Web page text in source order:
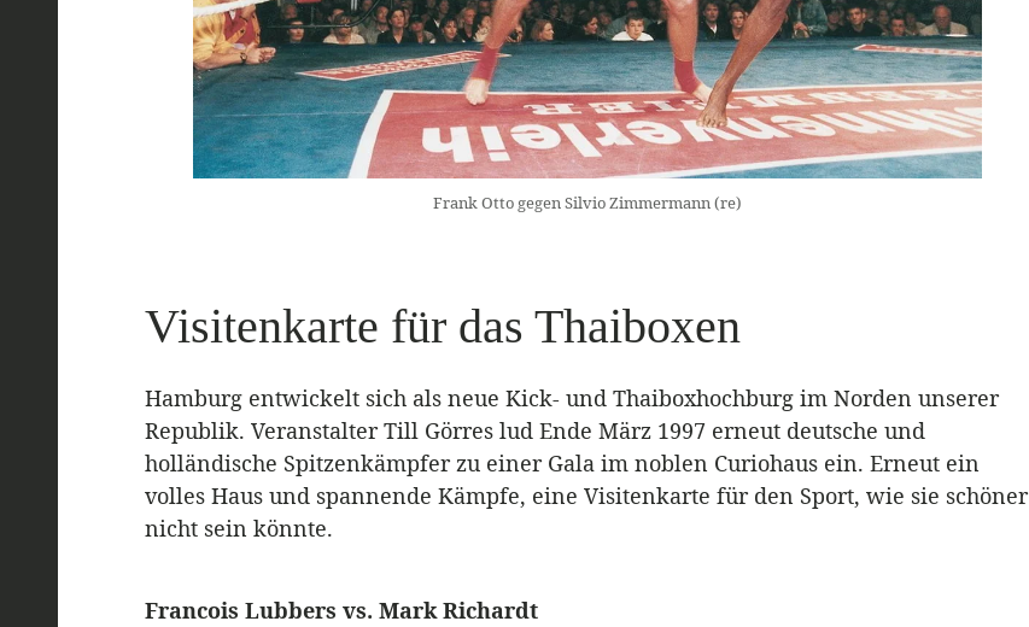
Frank Otto gegen Silvio Zimmermann (re)
Visitenkarte für das Thaiboxen
Hamburg entwickelt sich als neue Kick- und Thaiboxhochburg im Norden unserer
Republik. Veranstalter Till Görres lud Ende März 1997 erneut deutsche und
holländische Spitzenkämpfer zu einer Gala im noblen Curiohaus ein. Erneut ein
volles Haus und spannende Kämpfe, eine Visitenkarte für den Sport, wie sie schöner
nicht sein könnte.
Francois Lubbers vs. Mark Richardt